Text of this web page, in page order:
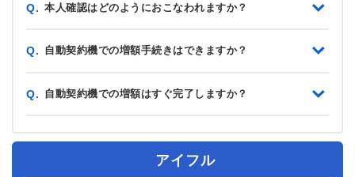
Q. 本人確認はどのようにおこなわれますか？
Q. 自動契約機での増額手続きはできますか？
Q. 自動契約機での増額はすぐ完了しますか？
アイフル